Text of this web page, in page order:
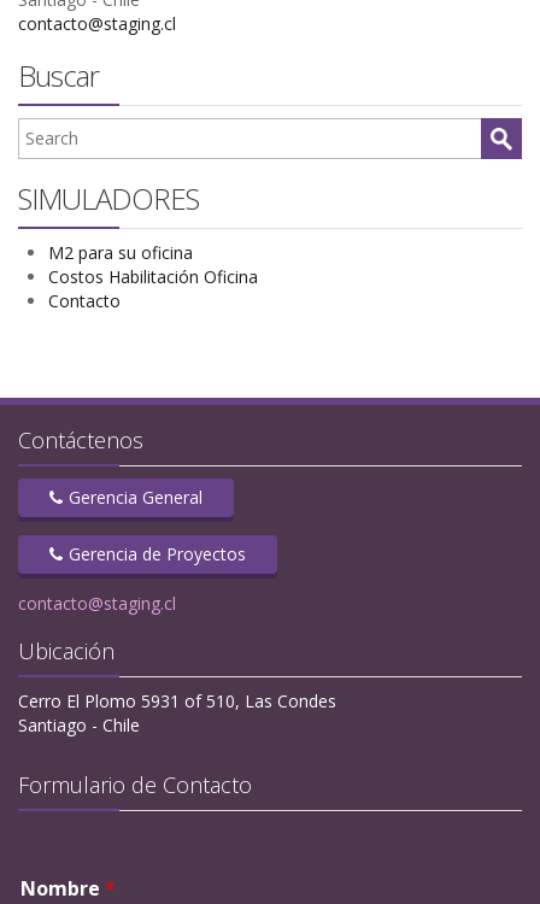
contacto@staging.cl
Buscar
SIMULADORES
M2 para su oficina
Costos Habilitación Oficina
Contacto
Contáctenos
Gerencia General
Gerencia de Proyectos
contacto@staging.cl
Ubicación
Cerro El Plomo 5931 of 510, Las Condes
Santiago - Chile
Formulario de Contacto
Nombre *